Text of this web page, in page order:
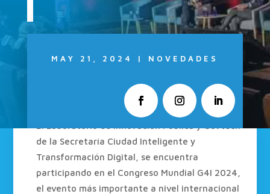
MAY 21, 2024 | NOVEDADES
El Laboratorio de Innovación Pública y Govtech
de la Secretaría Ciudad Inteligente y
Transformación Digital, se encuentra
participando en el Congreso Mundial G4I 2024,
el evento más importante a nivel internacional